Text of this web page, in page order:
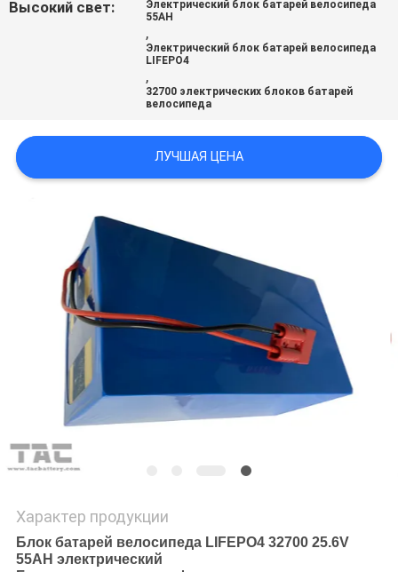
КАРТА
САЙТА
PRIVACY
POLICY
Высокий свет:
Электрический блок батарей велосипеда
55AH
,
Электрический блок батарей велосипеда
LIFEPO4
,
32700 электрических блоков батарей
велосипеда
ЛУЧШАЯ ЦЕНА
Характер продукции
Блок батарей велосипеда LIFEPO4 32700 25.6V
55AH электрический